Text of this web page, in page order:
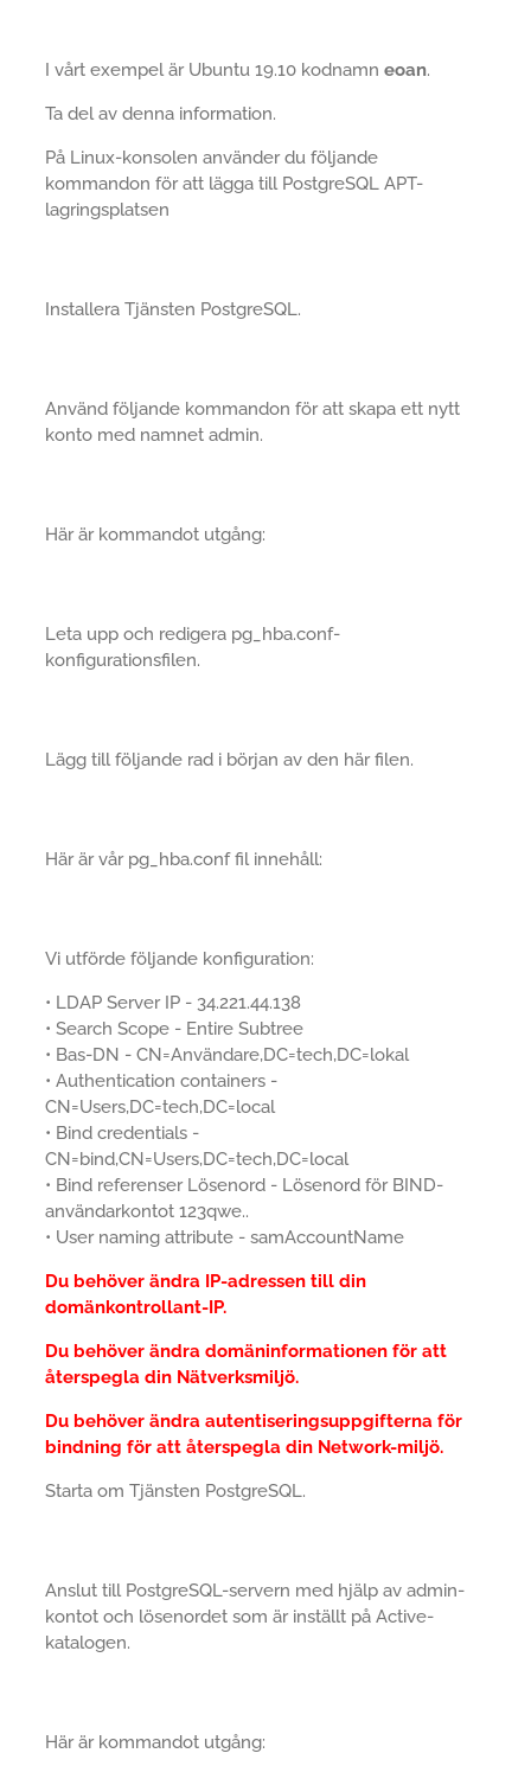
I vårt exempel är Ubuntu 19.10 kodnamn eoan.
Ta del av denna information.
På Linux-konsolen använder du följande
kommandon för att lägga till PostgreSQL APT-
lagringsplatsen
Installera Tjänsten PostgreSQL.
Använd följande kommandon för att skapa ett nytt
konto med namnet admin.
Här är kommandot utgång:
Leta upp och redigera pg_hba.conf-
konfigurationsfilen.
Lägg till följande rad i början av den här filen.
Här är vår pg_hba.conf fil innehåll:
Vi utförde följande konfiguration:
• LDAP Server IP - 34.221.44.138
• Search Scope - Entire Subtree
• Bas-DN - CN=Användare,DC=tech,DC=lokal
• Authentication containers -
CN=Users,DC=tech,DC=local
• Bind credentials -
CN=bind,CN=Users,DC=tech,DC=local
• Bind referenser Lösenord - Lösenord för BIND-
användarkontot 123qwe..
• User naming attribute - samAccountName
Du behöver ändra IP-adressen till din
domänkontrollant-IP.
Du behöver ändra domäninformationen för att
återspegla din Nätverksmiljö.
Du behöver ändra autentiseringsuppgifterna för
bindning för att återspegla din Network-miljö.
Starta om Tjänsten PostgreSQL.
Anslut till PostgreSQL-servern med hjälp av admin-
kontot och lösenordet som är inställt på Active-
katalogen.
Här är kommandot utgång: